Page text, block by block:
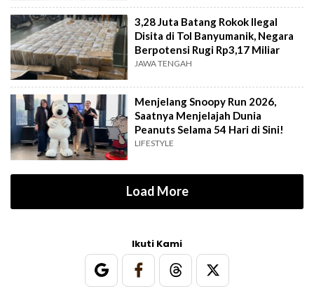
3,28 Juta Batang Rokok Ilegal
Disita di Tol Banyumanik, Negara
Berpotensi Rugi Rp3,17 Miliar
JAWA TENGAH
Menjelang Snoopy Run 2026,
Saatnya Menjelajah Dunia
Peanuts Selama 54 Hari di Sini!
LIFESTYLE
Load More
Ikuti Kami